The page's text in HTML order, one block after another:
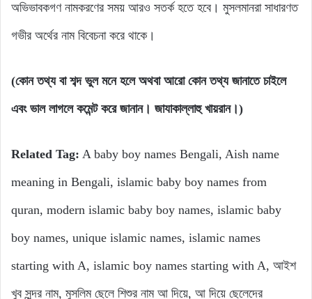
অভিভাবকগণ নামকরণের সময় আরও সতর্ক হতে হবে। মুসলমানরা সাধারণত
গভীর অর্থের নাম বিবেচনা করে থাকে।
(কোন তথ্য বা শব্দ ভুল মনে হলে অথবা আরো কোন তথ্য জানাতে চাইলে
এবং ভাল লাগলে কমেন্ট করে জানান। জাযাকাল্লাহু খায়রান।)
Related Tag: A baby boy names Bengali, Aish name
meaning in Bengali, islamic baby boy names from
quran, modern islamic baby boy names, islamic baby
boy names, unique islamic names, islamic names
starting with A, islamic boy names starting with A, আইশ
খুব সুন্দর নাম, মুসলিম ছেলে শিশুর নাম আ দিয়ে, আ দিয়ে ছেলেদের